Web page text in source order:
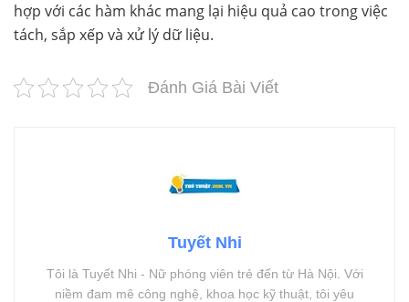
hợp với các hàm khác mang lại hiệu quả cao trong việc
tách, sắp xếp và xử lý dữ liệu.
Đánh Giá Bài Viết
Tuyết Nhi
Tôi là Tuyết Nhi - Nữ phóng viên trẻ đến từ Hà Nội. Với
niềm đam mê công nghệ, khoa học kỹ thuật, tôi yêu